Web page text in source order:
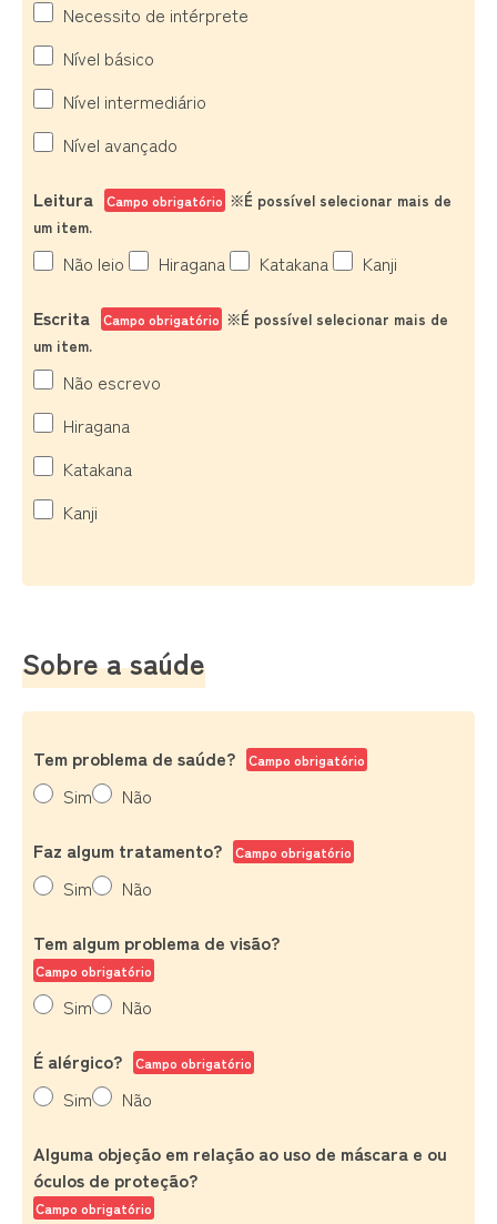
Necessito de intérprete
Nível básico
Nível intermediário
Nível avançado
Leitura Campo obrigatório ※É possível selecionar mais de
um item.
Não leio Hiragana Katakana Kanji
Escrita Campo obrigatório ※É possível selecionar mais de
um item.
Não escrevo
Hiragana
Katakana
Kanji
Sobre a saúde
Tem problema de saúde? Campo obrigatório
Sim Não
Faz algum tratamento? Campo obrigatório
Sim Não
Tem algum problema de visão?
Campo obrigatório
Sim Não
É alérgico? Campo obrigatório
Sim Não
Alguma objeção em relação ao uso de máscara e ou
óculos de proteção?
Campo obrigatório